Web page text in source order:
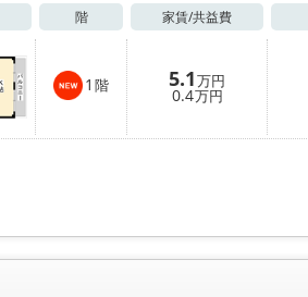
階 家賃/共益費
1 階 5.1万円
0.4万円